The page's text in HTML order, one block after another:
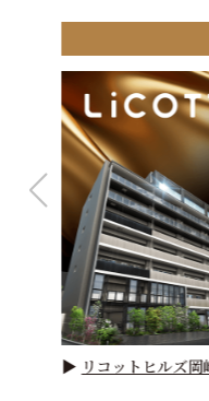
▶ リコットヒルズ岡